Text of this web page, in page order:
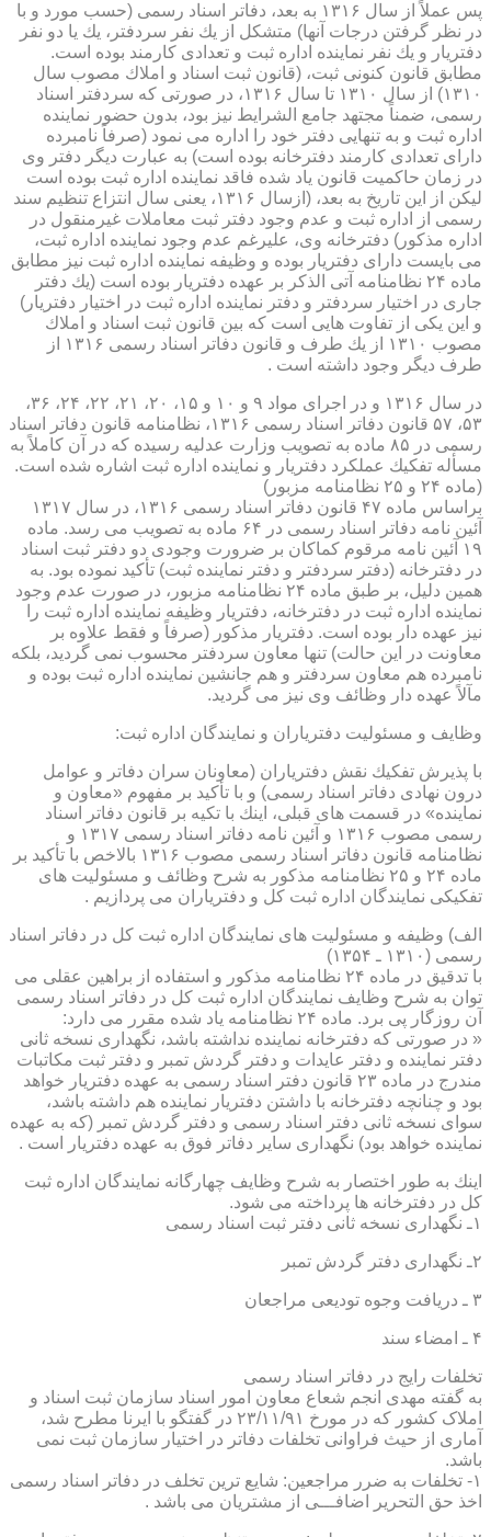
پس عملاً از سال ۱۳۱۶ به بعد، دفاتر اسناد رسمی (حسب مورد و با
در نظر گرفتن درجات آنها) متشكل از یك نفر سردفتر، یك یا دو نفر
دفتریار و یك نفر نماینده اداره ثبت و تعدادی كارمند بوده است.
مطابق قانون كنونی ثبت، (قانون ثبت اسناد و املاك مصوب سال
۱۳۱۰) از سال ۱۳۱۰ تا سال ۱۳۱۶، در صورتی كه سردفتر اسناد
رسمی، ضمناً مجتهد جامع الشرایط نیز بود، بدون حضور نماینده
اداره ثبت و به تنهایی دفتر خود را اداره می نمود (صرفاً نامبرده
دارای تعدادی كارمند دفترخانه بوده است) به عبارت دیگر دفتر وی
در زمان حاكمیت قانون یاد شده فاقد نماینده اداره ثبت بوده است
لیكن از این تاریخ به بعد، (ازسال ۱۳۱۶، یعنی سال انتزاع تنظیم سند
رسمی از اداره ثبت و عدم وجود دفتر ثبت معاملات غیرمنقول در
اداره مذكور) دفترخانه وی، علیرغم عدم وجود نماینده اداره ثبت،
می بایست دارای دفتریار بوده و وظیفه نماینده اداره ثبت نیز مطابق
ماده ۲۴ نظامنامه آتی الذكر بر عهده دفتریار بوده است (یك دفتر
جاری در اختیار سردفتر و دفتر نماینده اداره ثبت در اختیار دفتریار)
و این یكی از تفاوت هایی است كه بین قانون ثبت اسناد و املاك
مصوب ۱۳۱۰ از یك طرف و قانون دفاتر اسناد رسمی ۱۳۱۶ از
طرف دیگر وجود داشته است .
در سال ۱۳۱۶ و در اجرای مواد ۹ و ۱۰ و ۱۵، ۲۰، ۲۱، ۲۲، ۲۴، ۳۶،
۵۳، ۵۷ قانون دفاتر اسناد رسمی ۱۳۱۶، نظامنامه قانون دفاتر اسناد
رسمی در ۸۵ ماده به تصویب وزارت عدلیه رسیده كه در آن كاملاً به
مسأله تفكیك عملكرد دفتریار و نماینده اداره ثبت اشاره شده است.
(ماده ۲۴ و ۲۵ نظامنامه مزبور)
براساس ماده ۴۷ قانون دفاتر اسناد رسمی ۱۳۱۶، در سال ۱۳۱۷
آئین نامه دفاتر اسناد رسمی در ۶۴ ماده به تصویب می رسد. ماده
۱۹ آئین نامه مرقوم كماكان بر ضرورت وجودی دو دفتر ثبت اسناد
در دفترخانه (دفتر سردفتر و دفتر نماینده ثبت) تأكید نموده بود. به
همین دلیل، بر طبق ماده ۲۴ نظامنامه مزبور، در صورت عدم وجود
نماینده اداره ثبت در دفترخانه، دفتریار وظیفه نماینده اداره ثبت را
نیز عهده دار بوده است. دفتریار مذكور (صرفاً و فقط علاوه بر
معاونت در این حالت) تنها معاون سردفتر محسوب نمی گردید، بلكه
نامبرده هم معاون سردفتر و هم جانشین نماینده اداره ثبت بوده و
مآلاً عهده دار وظائف وی نیز می گردید.
وظایف و مسئولیت دفتریاران و نمایندگان اداره ثبت:
با پذیرش تفكیك نقش دفتریاران (معاونان سران دفاتر و عوامل
درون نهادی دفاتر اسناد رسمی) و با تأكید بر مفهوم «معاون و
نماینده» در قسمت های قبلی، اینك با تكیه بر قانون دفاتر اسناد
رسمی مصوب ۱۳۱۶ و آئین نامه دفاتر اسناد رسمی ۱۳۱۷ و
نظامنامه قانون دفاتر اسناد رسمی مصوب ۱۳۱۶ بالاخص با تأكید بر
ماده ۲۴ و ۲۵ نظامنامه مذكور به شرح وظائف و مسئولیت های
تفكیكی نمایندگان اداره ثبت كل و دفتریاران می پردازیم .
الف) وظیفه و مسئولیت های نمایندگان اداره ثبت كل در دفاتر اسناد
رسمی (۱۳۱۰ ـ ۱۳۵۴)
با تدقیق در ماده ۲۴ نظامنامه مذكور و استفاده از براهین عقلی می
توان به شرح وظایف نمایندگان اداره ثبت كل در دفاتر اسناد رسمی
آن روزگار پی برد. ماده ۲۴ نظامنامه یاد شده مقرر می دارد:
« در صورتی كه دفترخانه نماینده نداشته باشد، نگهداری نسخه ثانی
دفتر نماینده و دفتر عایدات و دفتر گردش تمبر و دفتر ثبت مكاتبات
مندرج در ماده ۲۳ قانون دفتر اسناد رسمی به عهده دفتریار خواهد
بود و چنانچه دفترخانه با داشتن دفتریار نماینده هم داشته باشد،
سوای نسخه ثانی دفتر اسناد رسمی و دفتر گردش تمبر (كه به عهده
نماینده خواهد بود) نگهداری سایر دفاتر فوق به عهده دفتریار است .
اینك به طور اختصار به شرح وظایف چهارگانه نمایندگان اداره ثبت
كل در دفترخانه ها پرداخته می شود.
۱ـ نگهداری نسخه ثانی دفتر ثبت اسناد رسمی
۲ـ نگهداری دفتر گردش تمبر
۳ ـ دریافت وجوه تودیعی مراجعان
۴ ـ امضاء سند
تخلفات رایج در دفاتر اسناد رسمی
به گفته مهدی انجم شعاع معاون امور اسناد سازمان ثبت اسناد و
املاک کشور که در مورخ ۲۳/۱۱/۹۱ در گفتگو با ایرنا مطرح شد،
آماری از حیث فراوانی تخلفات دفاتر در اختیار سازمان ثبت نمی
باشد.
۱- تخلفات به ضرر مراجعین: شایع ترین تخلف در دفاتر اسناد رسمی
اخذ حق التحریر اضافـــی از مشتریان می باشد .